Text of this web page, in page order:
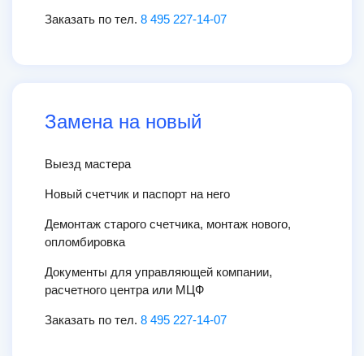
Заказать по тел. 8 495 227-14-07
Замена на новый
Выезд мастера
Новый счетчик и паспорт на него
Демонтаж старого счетчика, монтаж нового,
опломбировка
Документы для управляющей компании,
расчетного центра или МЦФ
Заказать по тел. 8 495 227-14-07